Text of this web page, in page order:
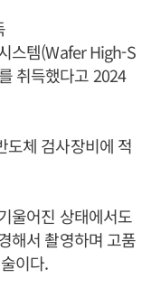
스템(Wafer High-S
취득했다고 2024
도체 검사장비에 적
울어진 상태에서도
해서 촬영하며 고품
이다.